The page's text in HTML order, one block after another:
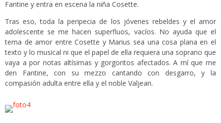
Fantine y entra en escena la niña Cosette.
Tras eso, toda la peripecia de los jóvenes rebeldes y el amor
adolescente se me hacen superfluos, vacíos. No ayuda que el
tema de amor entre Cosette y Marius sea una cosa plana en el
texto y lo musical ni que el papel de ella requiera una soprano que
vaya a por notas altísimas y gorgoritos afectados. A mí que me
den Fantine, con su mezzo cantando con desgarro, y la
compasión adulta entre ella y el noble Valjean.